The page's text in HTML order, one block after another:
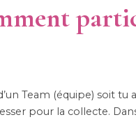
Team (équipe) soit
pour la collecte.